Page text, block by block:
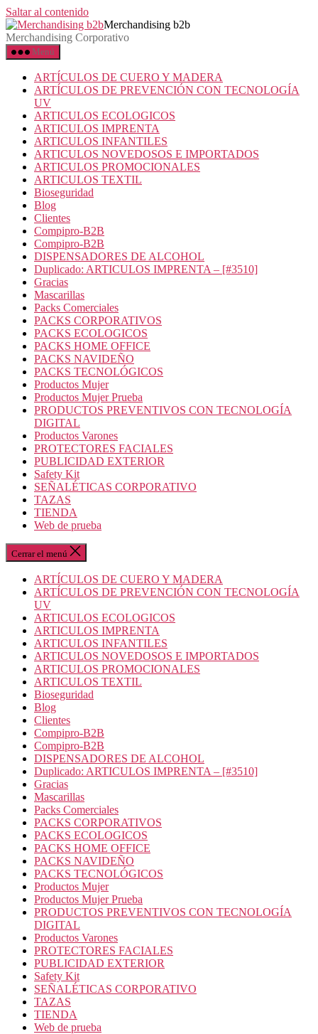
Saltar al contenido
Merchandising b2b
Merchandising Corporativo
Menú
ARTÍCULOS DE CUERO Y MADERA
ARTÍCULOS DE PREVENCIÓN CON TECNOLOGÍA
UV
ARTICULOS ECOLOGICOS
ARTICULOS IMPRENTA
ARTICULOS INFANTILES
ARTICULOS NOVEDOSOS E IMPORTADOS
ARTICULOS PROMOCIONALES
ARTICULOS TEXTIL
Bioseguridad
Blog
Clientes
Compipro-B2B
Compipro-B2B
DISPENSADORES DE ALCOHOL
Duplicado: ARTICULOS IMPRENTA – [#3510]
Gracias
Mascarillas
Packs Comerciales
PACKS CORPORATIVOS
PACKS ECOLOGICOS
PACKS HOME OFFICE
PACKS NAVIDEÑO
PACKS TECNOLÓGICOS
Productos Mujer
Productos Mujer Prueba
PRODUCTOS PREVENTIVOS CON TECNOLOGÍA
DIGITAL
Productos Varones
PROTECTORES FACIALES
PUBLICIDAD EXTERIOR
Safety Kit
SEÑALÉTICAS CORPORATIVO
TAZAS
TIENDA
Web de prueba
Cerrar el menú
ARTÍCULOS DE CUERO Y MADERA
ARTÍCULOS DE PREVENCIÓN CON TECNOLOGÍA
UV
ARTICULOS ECOLOGICOS
ARTICULOS IMPRENTA
ARTICULOS INFANTILES
ARTICULOS NOVEDOSOS E IMPORTADOS
ARTICULOS PROMOCIONALES
ARTICULOS TEXTIL
Bioseguridad
Blog
Clientes
Compipro-B2B
Compipro-B2B
DISPENSADORES DE ALCOHOL
Duplicado: ARTICULOS IMPRENTA – [#3510]
Gracias
Mascarillas
Packs Comerciales
PACKS CORPORATIVOS
PACKS ECOLOGICOS
PACKS HOME OFFICE
PACKS NAVIDEÑO
PACKS TECNOLÓGICOS
Productos Mujer
Productos Mujer Prueba
PRODUCTOS PREVENTIVOS CON TECNOLOGÍA
DIGITAL
Productos Varones
PROTECTORES FACIALES
PUBLICIDAD EXTERIOR
Safety Kit
SEÑALÉTICAS CORPORATIVO
TAZAS
TIENDA
Web de prueba